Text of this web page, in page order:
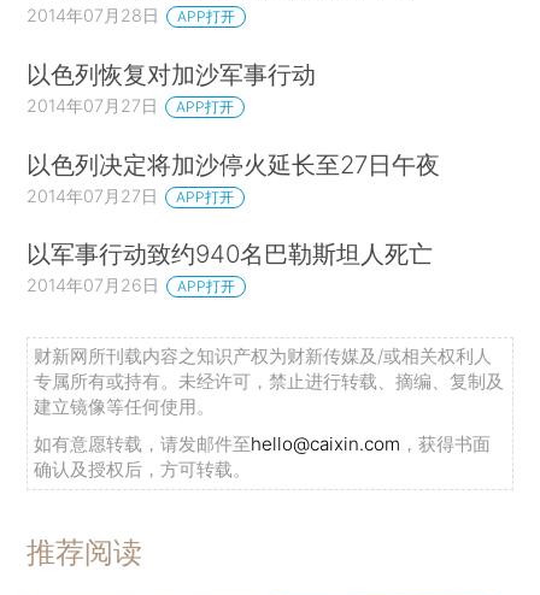
2014年07月28日 APP打开
以色列恢复对加沙军事行动
2014年07月27日 APP打开
以色列决定将加沙停火延长至27日午夜
2014年07月27日 APP打开
以军事行动致约940名巴勒斯坦人死亡
2014年07月26日 APP打开
财新网所刊载内容之知识产权为财新传媒及/或相关权利人
专属所有或持有。未经许可，禁止进行转载、摘编、复制及
建立镜像等任何使用。
如有意愿转载，请发邮件至hello@caixin.com ，获得书面
确认及授权后，方可转载。
推荐阅读